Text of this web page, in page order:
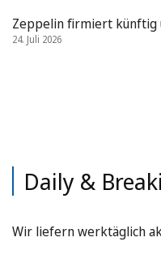
Zeppelin firmiert künftig
24. Juli 2026
Daily &
Wir liefern werktäglich